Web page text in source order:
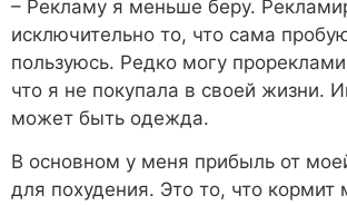
– Рекламу я меньше беру.
исключительно то, что сама
пользуюсь. Редко могу
что я не покупала в своей жизни.
может быть одежда.
В основном у меня прибыль от
для похудения. Это то, что